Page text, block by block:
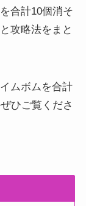
合計10個消そ
攻略法をまと
ムボムを合計
ひご覧くださ